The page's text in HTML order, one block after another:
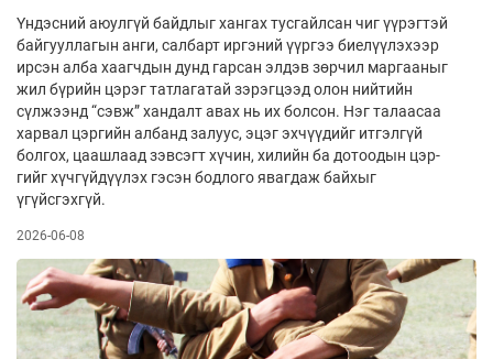
Үндэсний аюулгүй байдлыг хангах тусгайл­сан чиг үүрэгтэй
байгууллагын анги, салбарт иргэний үүргээ бие­лүү­лэ­хээр
ирсэн алба хаагчдын дунд гарсан элдэв зөр­чил мар­гааныг
жил бүрийн цэрэг татлагатай зэ­рэгцээд олон нийтийн
сүлжээнд “сэвж” хандалт авах нь их болсон. Нэг талаасаа
харвал цэргийн ал­банд залуус, эцэг эхчүүдийг итгэлгүй
болгох, цааш­лаад зэвсэгт хүчин, хилийн ба дотоодын цэр­
гийг хүчгүйдүүлэх гэсэн бодлого явагдаж бай­хыг
үгүйсгэхгүй.
2026-06-08